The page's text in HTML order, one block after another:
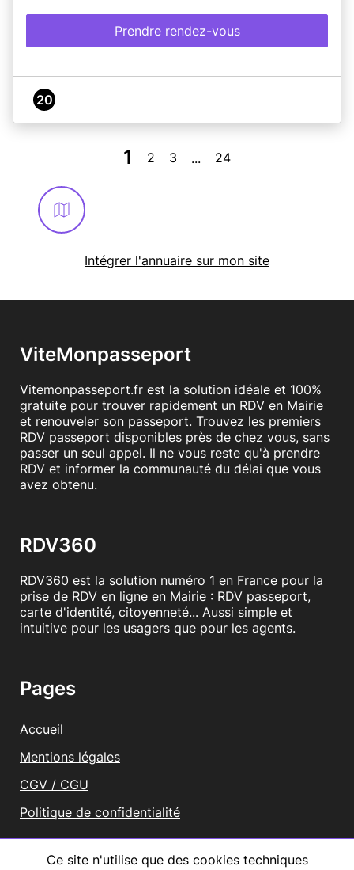
Prendre rendez-vous
20
1 2 3 ... 24
Intégrer l'annuaire sur mon site
Ce site n'utilise que des cookies techniques
ViteMonpasseport
Vitemonpasseport.fr est la solution idéale et 100%
gratuite pour trouver rapidement un RDV en Mairie
et renouveler son passeport. Trouvez les premiers
RDV passeport disponibles près de chez vous, sans
passer un seul appel. Il ne vous reste qu'à prendre
RDV et informer la communauté du délai que vous
avez obtenu.
RDV360
RDV360 est la solution numéro 1 en France pour la
prise de RDV en ligne en Mairie : RDV passeport,
carte d'identité, citoyenneté... Aussi simple et
intuitive pour les usagers que pour les agents.
Pages
Accueil
Mentions légales
CGV / CGU
Politique de confidentialité
Vous représentez une mairie ?